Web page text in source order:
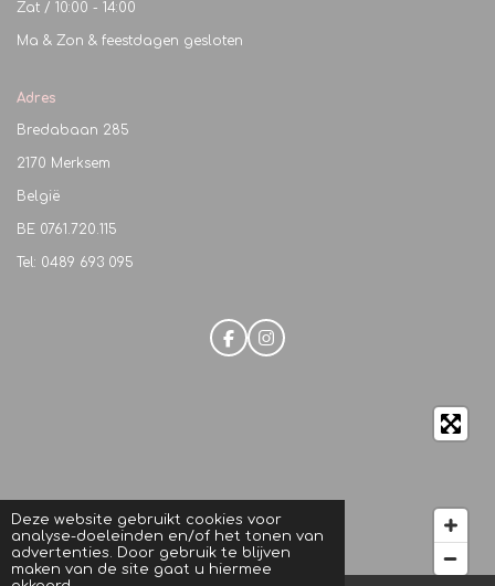
Deze website gebruikt cookies voor
analyse-doeleinden en/of het tonen van
advertenties. Door gebruik te blijven
maken van de site gaat u hiermee
Zat / 10:00 - 14:00
Ma & Zon & feestdagen gesloten
Adres
Bredabaan 285
2170 Merksem
België
BE 0761.720.115
Tel: 0489 693 095
F
a
I
n